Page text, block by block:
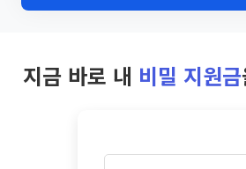
지금 바로 내 비밀 지원금